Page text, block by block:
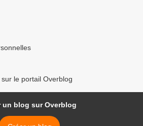
le portail Overblog
un blog sur Overblog